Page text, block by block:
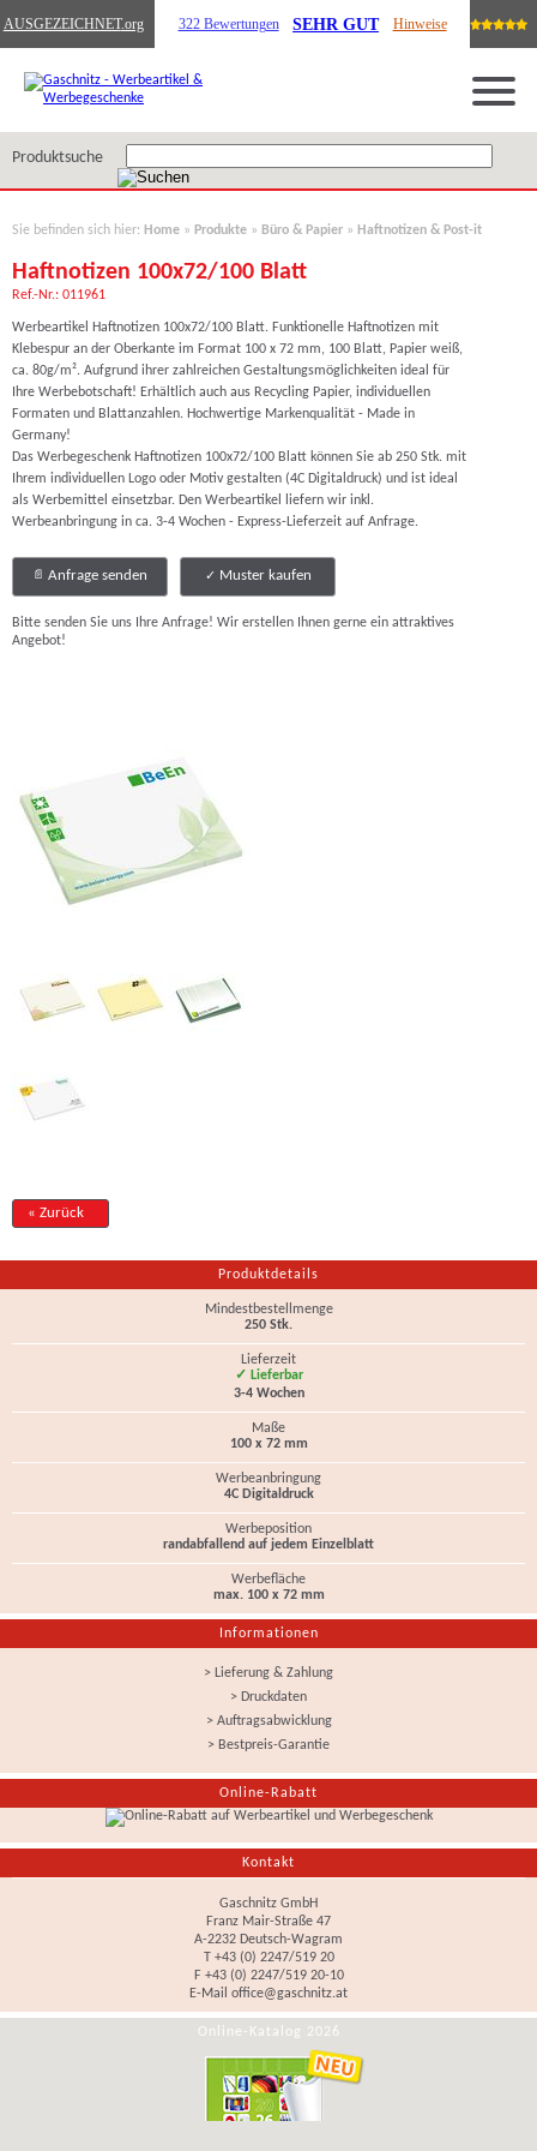
AUSGEZEICHNET.org 322 Bewertungen SEHR GUT Hinweise
Produktsuche
Sie befinden sich hier: Home » Produkte » Büro & Papier » Haftnotizen & Post-it
Haftnotizen 100x72/100 Blatt
Ref.-Nr.: 011961
Werbeartikel Haftnotizen 100x72/100 Blatt. Funktionelle Haftnotizen mit
Klebespur an der Oberkante im Format 100 x 72 mm, 100 Blatt, Papier weiß,
ca. 80g/m². Aufgrund ihrer zahlreichen Gestaltungsmöglichkeiten ideal für
Ihre Werbebotschaft! Erhältlich auch aus Recycling Papier, individuellen
Formaten und Blattanzahlen. Hochwertige Markenqualität - Made in
Germany!
Das Werbegeschenk Haftnotizen 100x72/100 Blatt können Sie ab 250 Stk. mit
Ihrem individuellen Logo oder Motiv gestalten (4C Digitaldruck) und ist ideal
als Werbemittel einsetzbar. Den Werbeartikel liefern wir inkl.
Werbeanbringung in ca. 3-4 Wochen - Express-Lieferzeit auf Anfrage.
Anfrage senden Muster kaufen
Bitte senden Sie uns Ihre Anfrage! Wir erstellen Ihnen gerne ein attraktives
Angebot!
« Zurück
Produktdetails
Mindestbestellmenge
250 Stk.
Lieferzeit
✓ Lieferbar
3-4 Wochen
Maße
100 x 72 mm
Werbeanbringung
4C Digitaldruck
Werbeposition
randabfallend auf jedem Einzelblatt
Werbefläche
max. 100 x 72 mm
Informationen
> Lieferung & Zahlung
> Druckdaten
> Auftragsabwicklung
> Bestpreis-Garantie
Online-Rabatt
Kontakt
Gaschnitz GmbH
Franz Mair-Straße 47
A-2232 Deutsch-Wagram
T +43 (0) 2247/519 20
F +43 (0) 2247/519 20-10
E-Mail office@gaschnitz.at
Online-Katalog 2026